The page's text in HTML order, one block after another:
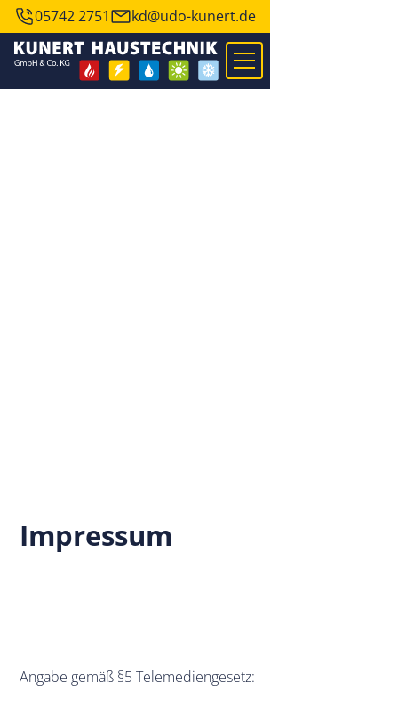
05742 2751 kd@udo-kunert.de
Impressum
Angabe gemäß §5 Telemediengesetz: